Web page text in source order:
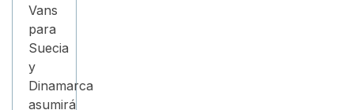
Vans
para
Suecia
y
Dinamarca
asumirá